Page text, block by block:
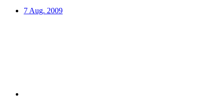
7 Aug. 2009